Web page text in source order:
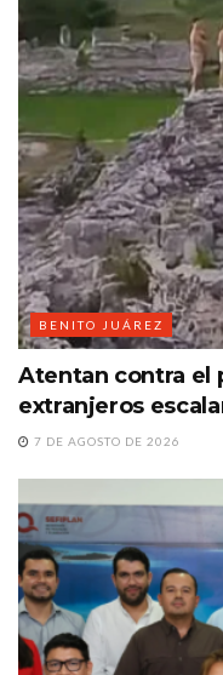
BENITO JUÁREZ
Atentan contra el
extranjeros
7 DE AGOSTO DE 2026